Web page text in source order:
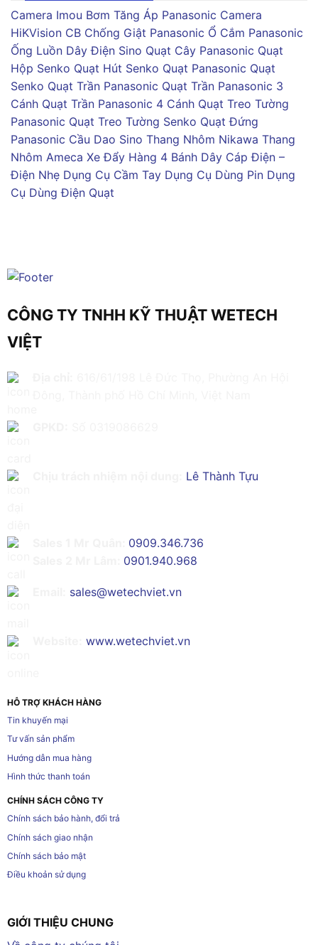
Camera Imou Bơm Tăng Áp Panasonic Camera
HiKVision CB Chống Giật Panasonic Ổ Cắm Panasonic
Ống Luồn Dây Điện Sino Quạt Cây Panasonic Quạt
Hộp Senko Quạt Hút Senko Quạt Panasonic Quạt
Senko Quạt Trần Panasonic Quạt Trần Panasonic 3
Cánh Quạt Trần Panasonic 4 Cánh Quạt Treo Tường
Panasonic Quạt Treo Tường Senko Quạt Đứng
Panasonic Cầu Dao Sino Thang Nhôm Nikawa Thang
Nhôm Ameca Xe Đẩy Hàng 4 Bánh Dây Cáp Điện –
Điện Nhẹ Dụng Cụ Cầm Tay Dụng Cụ Dùng Pin Dụng
Cụ Dùng Điện Quạt
CÔNG TY TNHH KỸ THUẬT WETECH
VIỆT
Lê Thành Tựu
0909.346.736
0901.940.968
sales@wetechviet.vn
www.wetechviet.vn
HỖ TRỢ KHÁCH HÀNG
Tin khuyến mại
Tư vấn sản phẩm
Hướng dẫn mua hàng
Hình thức thanh toán
CHÍNH SÁCH CÔNG TY
Chính sách bảo hành, đổi trả
Chính sách giao nhận
Chính sách bảo mật
Điều khoản sử dụng
GIỚI THIỆU CHUNG